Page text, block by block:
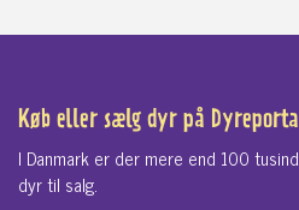
Køb eller sælg dyr på
I Danmark er der mere end 100
dyr til salg.